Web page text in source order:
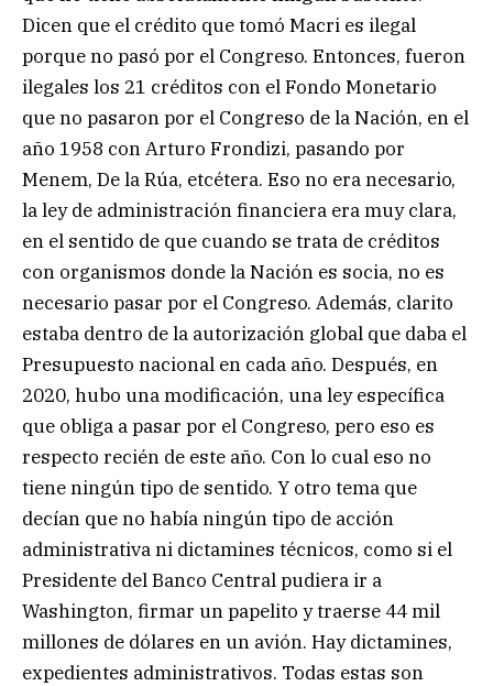
Dicen que el crédito que tomó Macri es ilegal
porque no pasó por el Congreso. Entonces, fueron
ilegales los 21 créditos con el Fondo Monetario
que no pasaron por el Congreso de la Nación, en el
año 1958 con Arturo Frondizi, pasando por
Menem, De la Rúa, etcétera. Eso no era necesario,
la ley de administración financiera era muy clara,
en el sentido de que cuando se trata de créditos
con organismos donde la Nación es socia, no es
necesario pasar por el Congreso. Además, clarito
estaba dentro de la autorización global que daba el
Presupuesto nacional en cada año. Después, en
2020, hubo una modificación, una ley específica
que obliga a pasar por el Congreso, pero eso es
respecto recién de este año. Con lo cual eso no
tiene ningún tipo de sentido. Y otro tema que
decían que no había ningún tipo de acción
administrativa ni dictamines técnicos, como si el
Presidente del Banco Central pudiera ir a
Washington, firmar un papelito y traerse 44 mil
millones de dólares en un avión. Hay dictamines,
expedientes administrativos. Todas estas son